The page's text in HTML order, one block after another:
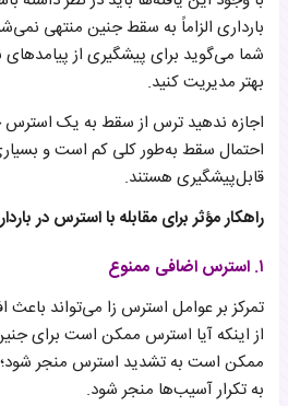
بارداری الزاماً به سقط جنین منتهی
شما می‌گوید برای پیشگیری از پیامدهای
بهتر مدیریت کنید.
اجازه ندهید ترس از سقط به یک استرس
احتمال سقط به‌طور کلی کم است و
قابل‌پیشگیری هستند.
راهکار مؤثر برای مقابله با استرس در
۱. استرس اضافی ممنوع
تمرکز بر عوامل استرس زا می‌تواند
از اینکه آیا استرس ممکن است برای
ممکن است به تشدید استرس منجر شود؛
به تکرار آسیب‌ها منجر شود.